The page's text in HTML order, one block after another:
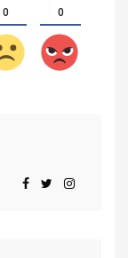
0 0